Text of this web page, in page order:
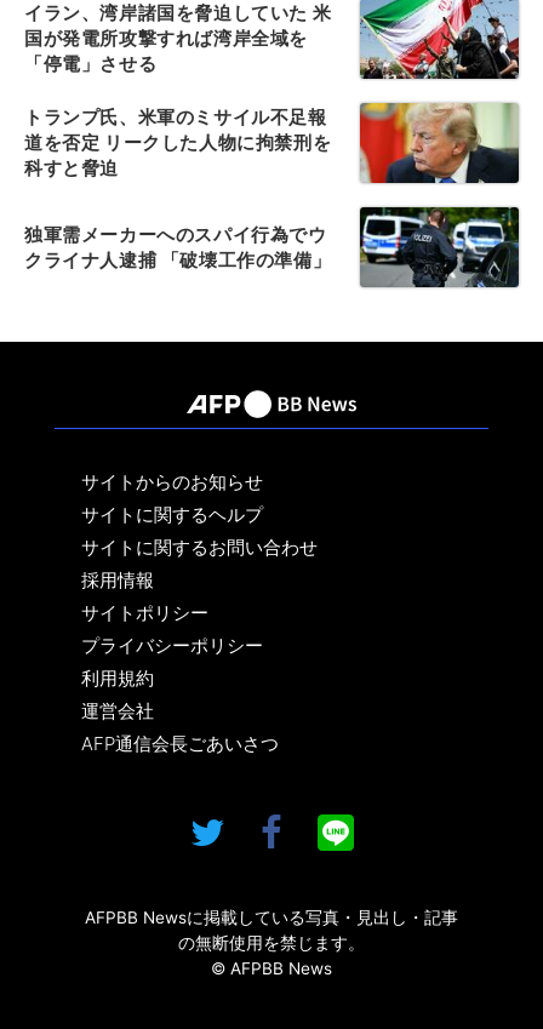
イラン、湾岸諸国を脅迫していた 米
国が発電所攻撃すれば湾岸全域を
「停電」させる
トランプ氏、米軍のミサイル不足報
道を否定 リークした人物に拘禁刑を
科すと脅迫
独軍需メーカーへのスパイ行為でウ
クライナ人逮捕 「破壊工作の準備」
サイトからのお知らせ
サイトに関するヘルプ
サイトに関するお問い合わせ
採用情報
サイトポリシー
プライバシーポリシー
利用規約
運営会社
AFP通信会長ごあいさつ
AFPBB Newsに掲載している写真・見出し・記事
の無断使用を禁じます。
© AFPBB News